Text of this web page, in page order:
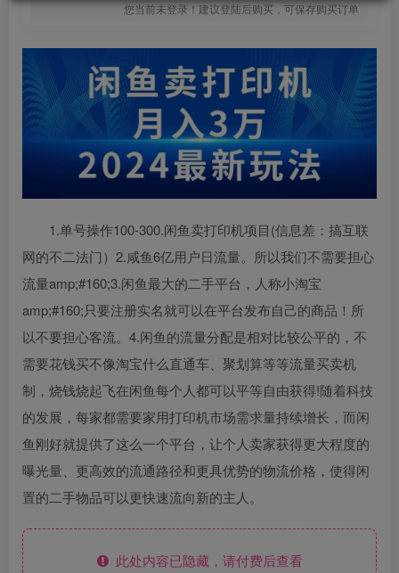
您当前未登录！建议登陆后购买，可保存购买订单
1.单号操作100-300.闲鱼卖打印机项目(信息差：搞互联
网的不二法门）2.咸鱼6亿用户日流量。所以我们不需要担心
流量amp;#160;3.闲鱼最大的二手平台，人称小淘宝
amp;#160;只要注册实名就可以在平台发布自己的商品！所
以不要担心客流。4.闲鱼的流量分配是相对比较公平的，不
需要花钱买不像淘宝什么直通车、聚划算等等流量买卖机
制，烧钱烧起飞在闲鱼每个人都可以平等自由获得!随着科技
的发展，每家都需要家用打印机市场需求量持续增长，而闲
鱼刚好就提供了这么一个平台，让个人卖家获得更大程度的
曝光量、更高效的流通路径和更具优势的物流价格，使得闲
置的二手物品可以更快速流向新的主人。
此处内容已隐藏，请付费后查看